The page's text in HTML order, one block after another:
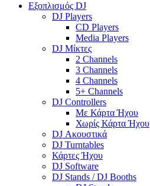
Εξοπλισμός DJ
DJ Players
CD Players
Media Players
DJ Μίκτες
2 Channels
3 Channels
4 Channels
5+ Channels
DJ Controllers
Με Κάρτα Ήχου
Χωρίς Κάρτα Ήχου
DJ Ακουστικά
DJ Turntables
Κάρτες Ήχου
DJ Software
DJ Stands / DJ Booths